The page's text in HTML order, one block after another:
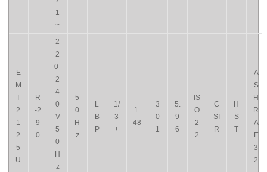
1
~
E
M
T
2
1
2
5
U
R
-2
9
0
2
2
0-
2
4
0
V
5
0
H
z
5
0
H
z
L
B
P
1/
3
+
1.
48
3
0
1
5.
9
6
IS
O
2
2
C
SI
R
H
S
T
A
S
H
R
A
E
3
2